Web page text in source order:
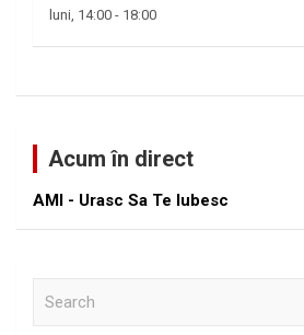
luni, 14:00 - 18:00
Acum în direct
AMI - Urasc Sa Te Iubesc